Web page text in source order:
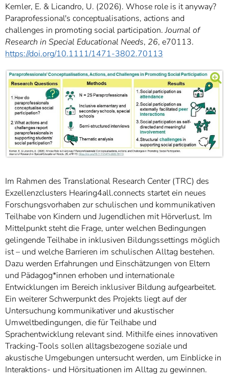
Kemler, E. & Licandro, U. (2026). Whose role is it anyway?
Paraprofessional's conceptualisations, actions and
challenges in promoting social participation.Journal of
Research in Special Educational Needs, 26, e70113.
https://doi.org/10.1111/1471-3802.70113
Im Rahmen des Translational Research Center (TRC) des
Exzellenzclusters Hearing4all.connects startet ein neues
Forschungsvorhaben zur schulischen und kommunikativen
Teilhabe von Kindern und Jugendlichen mit Hörverlust. Im
Mittelpunkt steht die Frage, unter welchen Bedingungen
gelingende Teilhabe in inklusiven Bildungssettings möglich
ist – und welche Barrieren im schulischen Alltag bestehen.
Dazu werden Erfahrungen und Einschätzungen von Eltern
und Pädagog*innen erhoben und internationale
Entwicklungen im Bereich inklusiver Bildung aufgearbeitet.
Ein weiterer Schwerpunkt des Projekts liegt auf der
Untersuchung kommunikativer und akustischer
Umweltbedingungen, die für Teilhabe und
Sprachentwicklung relevant sind. Mithilfe eines innovativen
Tracking-Tools sollen alltagsbezogene soziale und
akustische Umgebungen untersucht werden, um Einblicke in
Interaktions- und Hörsituationen im Alltag zu gewinnen.